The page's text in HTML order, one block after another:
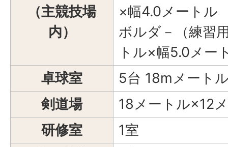
（主競技場
内）
×幅4.0メートル
ボルダ－（練習
トル×幅5.0メー
卓球室
5台 18mメート
剣道場
18メートル×12
研修室
1室